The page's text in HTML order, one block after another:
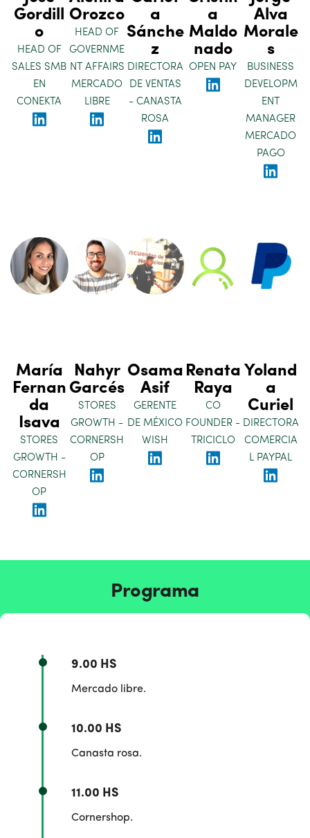
Gordill
o
HEAD OF
SALES SMB
EN
CONEKTA
Orozco
HEAD OF
GOVERNME
NT AFFAIRS
MERCADO
LIBRE
a
Sánche
z
DIRECTORA
DE VENTAS
- CANASTA
ROSA
a
Maldo
nado
OPEN PAY
Alva
Morale
s
BUSINESS
DEVELOPM
ENT
MANAGER
MERCADO
PAGO
María
Fernan
da
Isava
STORES
GROWTH -
CORNERSH
OP
Nahyr
Garcés
STORES
GROWTH -
CORNERSH
OP
Osama
Asif
GERENTE
DE MÉXICO
WISH
Renata
Raya
CO
FOUNDER -
TRICICLO
Yoland
a
Curiel
DIRECTORA
COMERCIA
L PAYPAL
Programa
9.00 HS
Mercado libre.
10.00 HS
Canasta rosa.
11.00 HS
Cornershop.